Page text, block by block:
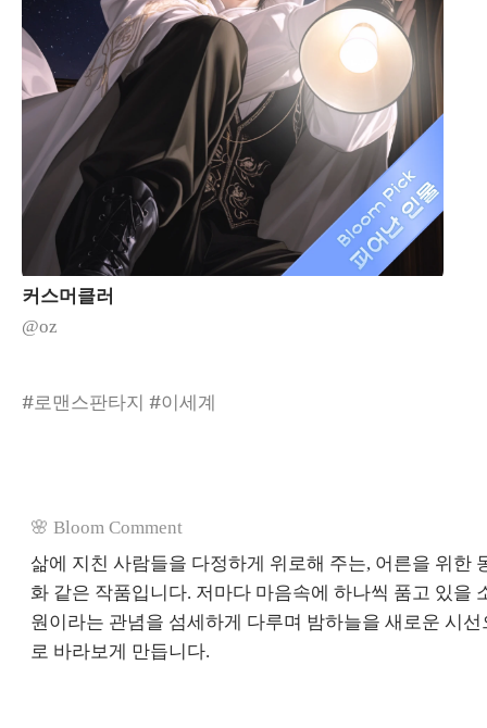
커스머클러
@oz
#로맨스판타지 #이세계
🌸 Bloom Comment
삶에 지친 사람들을 다정하게 위로해 주는, 어른을 위한
화 같은 작품입니다. 저마다 마음속에 하나씩 품고 있을
원이라는 관념을 섬세하게 다루며 밤하늘을 새로운 시선
로 바라보게 만듭니다.